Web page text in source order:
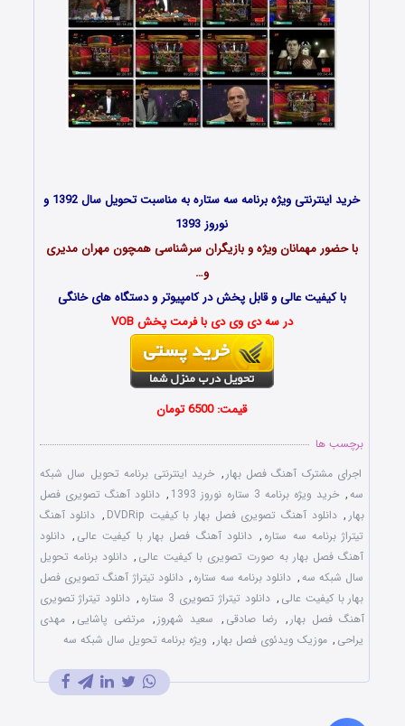
خرید اینترنتی ویژه برنامه سه ستاره به مناسبت تحویل سال 1392 و
نوروز 1393
با حضور مهمانان ویژه و بازیگران سرشناسی همچون مهران مدیری
و…
با کیفیت عالی و قابل پخش در کامپیوتر و دستگاه های خانگی
در سه دی وی دی با فرمت پخش VOB
قیمت: 6500 تومان
برچسب ها
اجرای مشترک آهنگ فصل بهار , خرید اینترنتی برنامه تحویل سال شبکه
سه, خرید ویژه برنامه 3 ستاره نوروز 1393 , دانلود آهنگ تصویری فصل
بهار , دانلود آهنگ تصویری فصل بهار با کیفیت DVDRip , دانلود آهنگ
تیتراژ برنامه سه ستاره , دانلود آهنگ فصل بهار با کیفیت عالی , دانلود
آهنگ فصل بهار به صورت تصویری با کیفیت عالی , دانلود برنامه تحویل
سال شبکه سه, دانلود برنامه سه ستاره , دانلود تیتراژ آهنگ تصویری فصل
بهار با کیفیت عالی , دانلود تیتراژ تصویری 3 ستاره , دانلود تیتراژ تصویری
آهنگ فصل بهار , رضا صادقی , سعید شهروز , مرتضی پاشایی , مهدی
یراحی , موزیک ویدئوی فصل بهار , ویژه برنامه تحویل سال شبکه سه